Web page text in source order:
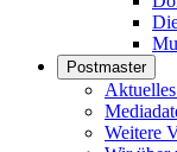
Postmaster
Weitere